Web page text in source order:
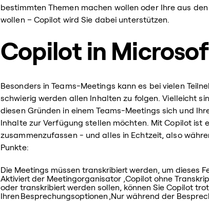
bestimmten Themen machen wollen oder Ihre aus
wollen – Copilot wird Sie dabei unterstützen.
Copilot in
Besonders in Teams-Meetings kann es bei vielen
schwierig werden allen Inhalten zu folgen. Vielleicht
diesen Gründen in einem Teams-Meetings sich und
Inhalte zur Verfügung stellen möchten. Mit Copilot ist
zusammenzufassen - und alles in Echtzeit, also
Punkte:
Die Meetings müssen transkribiert werden, um dieses
Aktiviert der Meetingorganisator ‚Copilot ohne
oder transkribiert werden sollen, können Sie Copilot
Ihren Besprechungsoptionen ‚Nur während der